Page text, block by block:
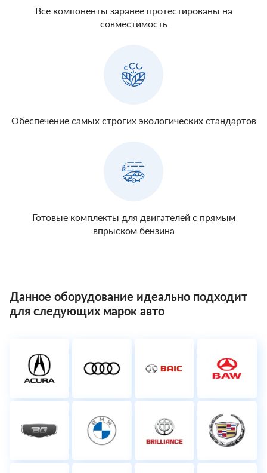
Все компоненты заранее протестированы на
совместимость
Обеспечение самых строгих экологических стандартов
Готовые комплекты для двигателей с прямым
впрыском бензина
Данное оборудование идеально подходит
для следующих марок авто